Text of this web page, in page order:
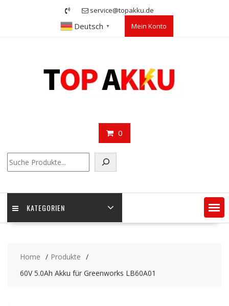
service@topakku.de
Deutsch ▼ Mein Konto
0
KATEGORIEN
Home
Produkte
60V 5.0Ah Akku für Greenworks LB60A01